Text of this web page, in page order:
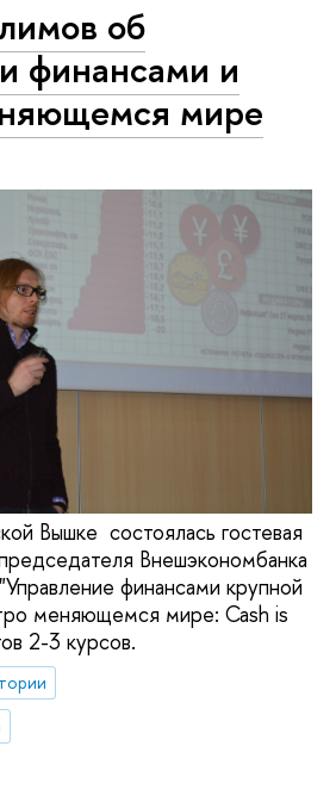
об
финансами и
мире
Вышке состоялась гостевая
Внешэкономбанка
финансами крупной
меняющемся мире: Cash is
2-3 курсов.